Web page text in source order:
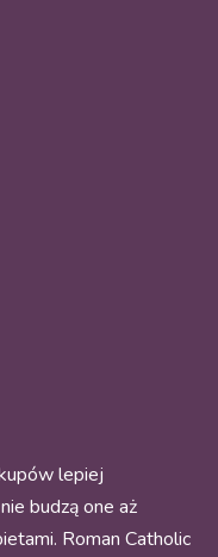
lepiej
budzą one aż
Roman Catholic